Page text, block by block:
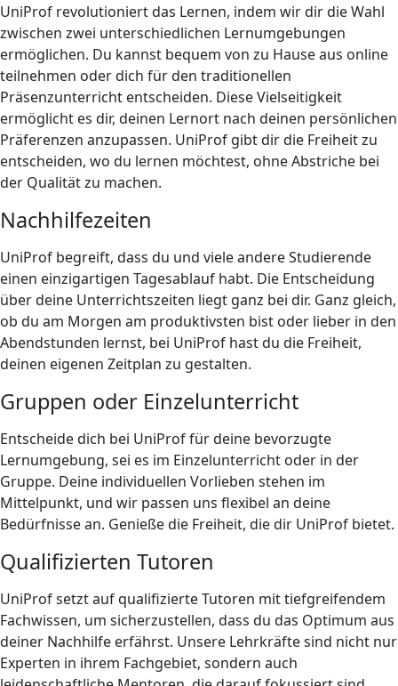
UniProf revolutioniert das Lernen, indem wir dir die Wahl
zwischen zwei unterschiedlichen Lernumgebungen
ermöglichen. Du kannst bequem von zu Hause aus online
teilnehmen oder dich für den traditionellen
Präsenzunterricht entscheiden. Diese Vielseitigkeit
ermöglicht es dir, deinen Lernort nach deinen persönlichen
Präferenzen anzupassen. UniProf gibt dir die Freiheit zu
entscheiden, wo du lernen möchtest, ohne Abstriche bei
der Qualität zu machen.
Nachhilfezeiten
UniProf begreift, dass du und viele andere Studierende
einen einzigartigen Tagesablauf habt. Die Entscheidung
über deine Unterrichtszeiten liegt ganz bei dir. Ganz gleich,
ob du am Morgen am produktivsten bist oder lieber in den
Abendstunden lernst, bei UniProf hast du die Freiheit,
deinen eigenen Zeitplan zu gestalten.
Gruppen oder Einzelunterricht
Entscheide dich bei UniProf für deine bevorzugte
Lernumgebung, sei es im Einzelunterricht oder in der
Gruppe. Deine individuellen Vorlieben stehen im
Mittelpunkt, und wir passen uns flexibel an deine
Bedürfnisse an. Genieße die Freiheit, die dir UniProf bietet.
Qualifizierten Tutoren
UniProf setzt auf qualifizierte Tutoren mit tiefgreifendem
Fachwissen, um sicherzustellen, dass du das Optimum aus
deiner Nachhilfe erfährst. Unsere Lehrkräfte sind nicht nur
Experten in ihrem Fachgebiet, sondern auch